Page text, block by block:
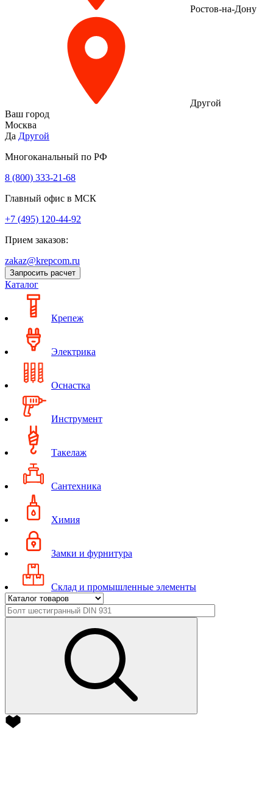
Ростов-на-Дону
Другой
Ваш город
Москва
Да Другой
Многоканальный по РФ
8 (800) 333‑21-68
Главный офис в МСК
+7 (495) 120-44-92
Прием заказов:
zakaz@krepcom.ru
Запросить расчет
Каталог
Крепеж
Электрика
Оснастка
Инструмент
Такелаж
Сантехника
Химия
Замки и фурнитура
Склад и промышленные элементы